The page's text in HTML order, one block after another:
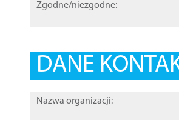
Zgodne/niezgodne:
DANE
Nazwa organizacji: